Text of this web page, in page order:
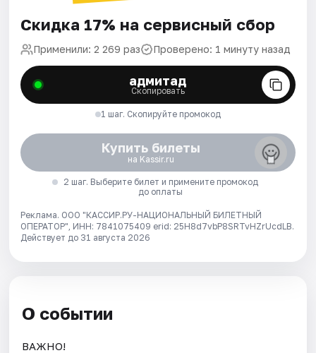
Скидка 17% на сервисный сбор
Применили: 2 269 раз Проверено: 1 минуту назад
адмитад
Скопировать
1 шаг. Скопируйте промокод
Купить билеты
на Kassir.ru
2 шаг. Выберите билет и примените промокод
до оплаты
Реклама. ООО "КАССИР.РУ-НАЦИОНАЛЬНЫЙ БИЛЕТНЫЙ
ОПЕРАТОР", ИНН: 7841075409 erid: 25H8d7vbP8SRTvHZrUcdLB.
Действует до 31 августа 2026
О событии
ВАЖНО!